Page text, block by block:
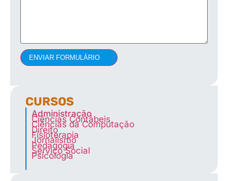
ENVIAR FORMULÁRIO
CURSOS
Administração
Ciências Contábeis
Ciências da Computação
Direito
Fisioterapia
Jornalismo
Pedagogia
Serviço Social
Psicologia